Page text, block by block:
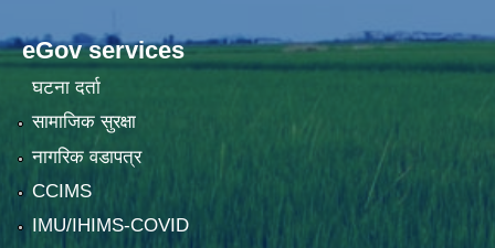
eGov services
घटना दर्ता
सामाजिक सुरक्षा
नागरिक वडापत्र
CCIMS
IMU/IHIMS-COVID